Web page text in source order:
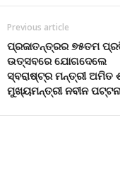
Previous article
ପ୍ରଜାତନ୍ତ୍ରର ୭୫ତମ
ଉତ୍ସବରେ ଯୋଗଦେଲେ
ସ୍ବରାଷ୍ଟ୍ର ମନ୍ତ୍ରୀ ଅମିତ
ମୁଖ୍ୟମନ୍ତ୍ରୀ ନବୀନ